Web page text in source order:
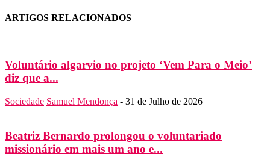
ARTIGOS RELACIONADOS
Voluntário algarvio no projeto ‘Vem Para o Meio’
diz que a...
Sociedade Samuel Mendonça - 31 de Julho de 2026
Beatriz Bernardo prolongou o voluntariado
missionário em mais um ano e...